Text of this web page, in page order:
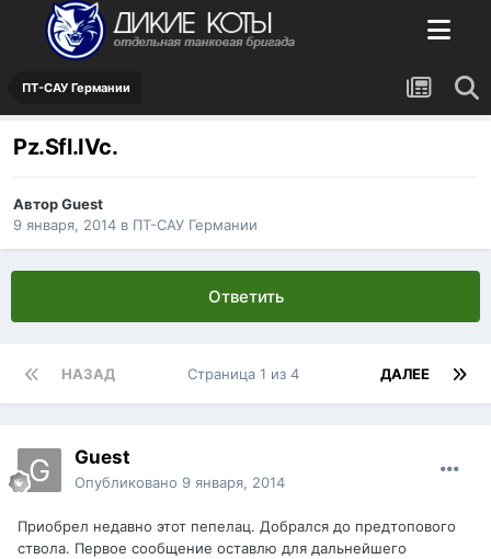
ПТ-САУ Германии
Pz.Sfl.IVc.
АвторGuest
9 января, 2014 в ПТ-САУ Германии
Ответить
НАЗАД ДАЛЕЕ
Страница 1 из 4
Guest
Опубликовано 9 января, 2014
Приобрел недавно этот пепелац. Добрался до предтопового
ствола. Первое сообщение оставлю для дальнейшего